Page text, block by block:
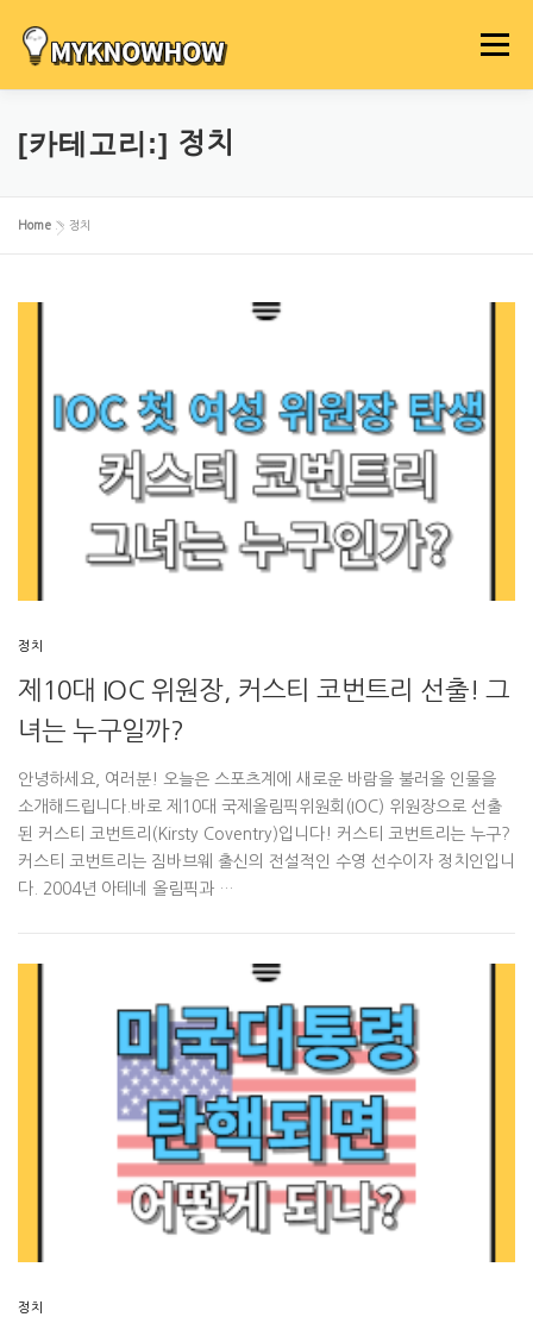
로
메뉴
[카테고리:] 정치
Home » 정치
정치
제10대 IOC 위원장, 커스티 코번트리 선출! 그
녀는 누구일까?
안녕하세요, 여러분! 오늘은 스포츠계에 새로운 바람을 불러올 인물을
소개해드립니다.바로 제10대 국제올림픽위원회(IOC) 위원장으로 선출
된 커스티 코번트리(Kirsty Coventry)입니다! 커스티 코번트리는 누구?
커스티 코번트리는 짐바브웨 출신의 전설적인 수영 선수이자 정치인입니
다. 2004년 아테네 올림픽과 …
정치